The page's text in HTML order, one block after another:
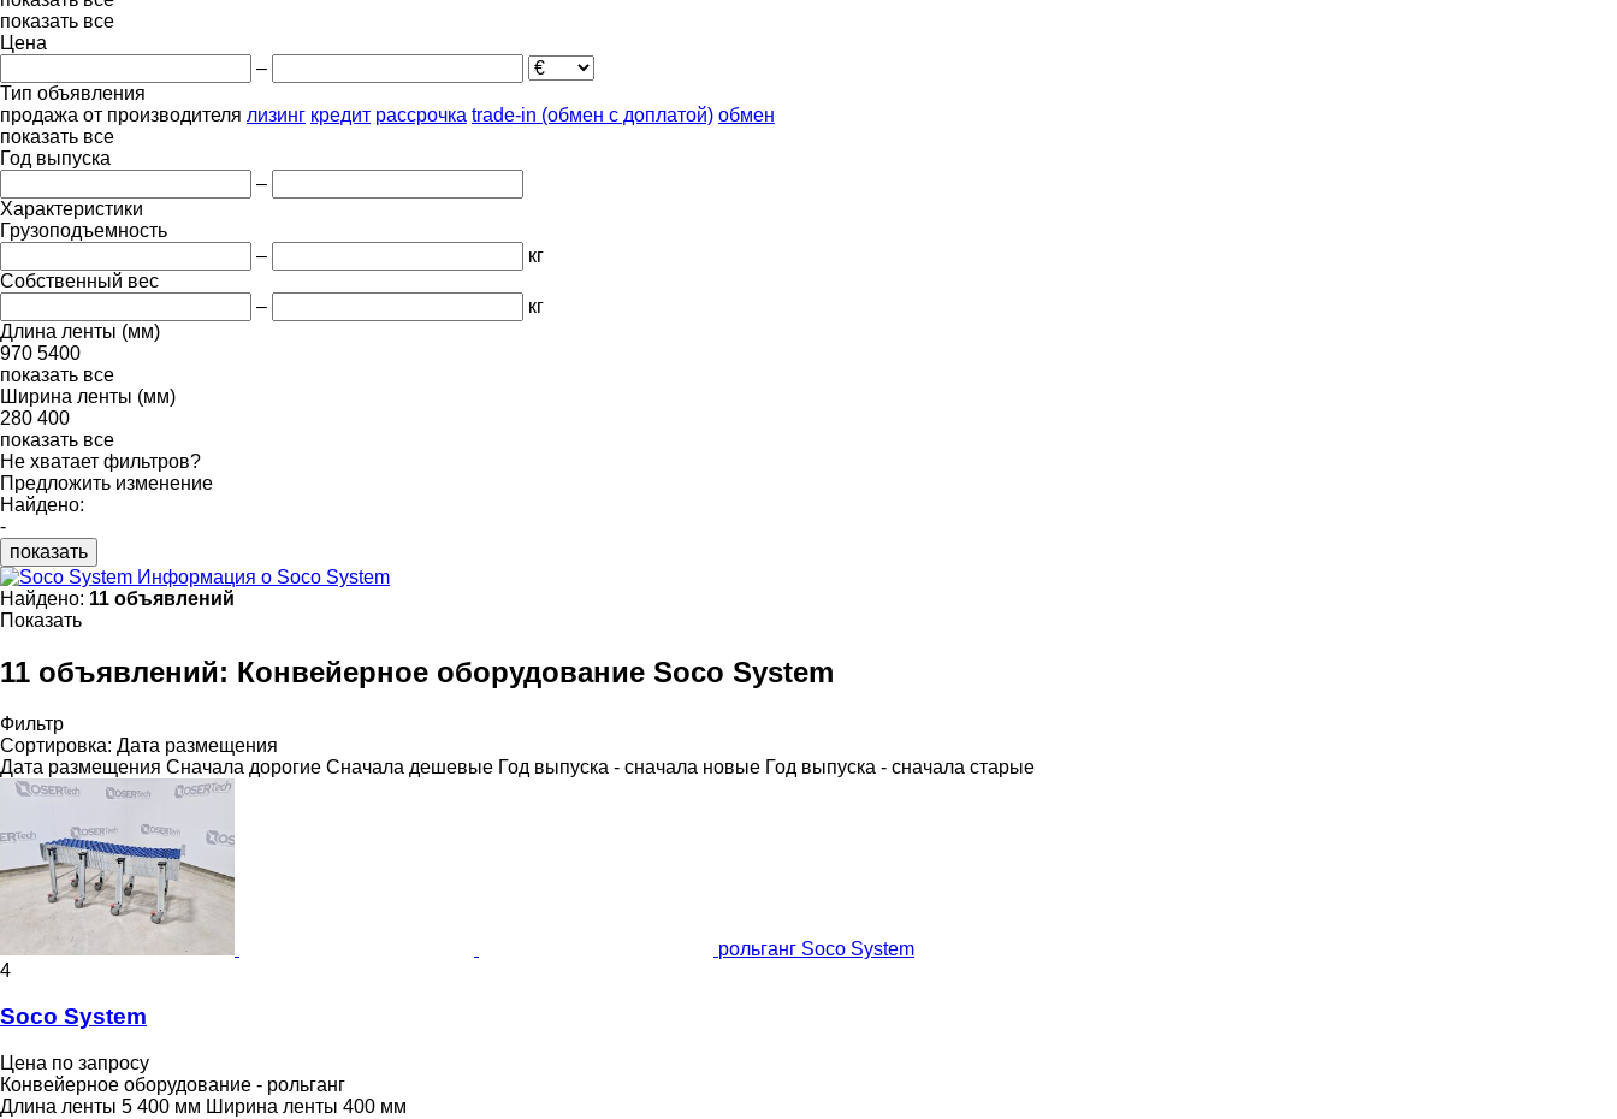
показать все
Цена
–
Тип объявления
продажа от производителя лизинг кредит рассрочка trade-in (обмен с доплатой) обмен
показать все
Год выпуска
–
Характеристики
Грузоподъемность
–
кг
Собственный вес
–
кг
Длина ленты (мм)
970 5400
показать все
Ширина ленты (мм)
280 400
показать все
Не хватает фильтров?
Предложить изменение
Найдено:
-
показать
Информация о Soco System
Найдено: 11 объявлений
Показать
11 объявлений: Конвейерное оборудование Soco System
Фильтр
Сортировка: Дата размещения
Дата размещения Сначала дорогие Сначала дешевые Год выпуска - сначала новые Год выпуска - сначала старые
рольганг Soco System
4
Soco System
Цена по запросу
Конвейерное оборудование - рольганг
Длина ленты 5 400 мм Ширина ленты 400 мм